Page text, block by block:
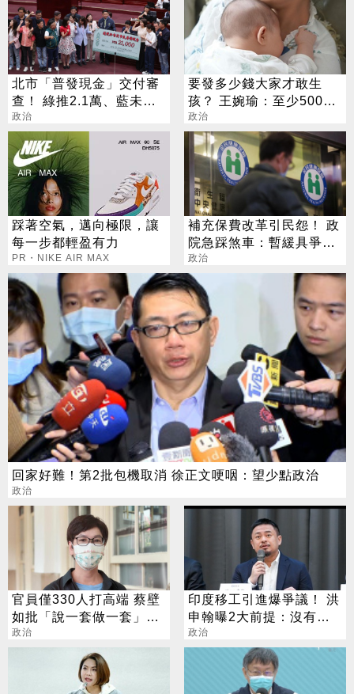
北市「普發現金」交付審
查！ 綠推2.1萬、藍未提
金額
政治
要發多少錢大家才敢生
孩？ 王婉瑜：至少500萬
才有感
政治
踩著空氣，邁向極限，讓
每一步都輕盈有力
PR・NIKE AIR MAX
補充保費改革引民怨！ 政
院急踩煞車：暫緩具爭議
方案
政治
回家好難！第2批包機取消 徐正文哽咽：望少點政治
政治
官員僅330人打高端 蔡壁
如批「說一套做一套」：
帶頭騙
政治
印度移工引進爆爭議！ 洪
申翰曝2大前提：沒有時
間表
政治